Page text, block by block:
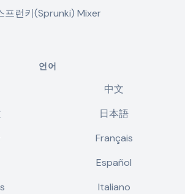
프런키(Sprunki) Mixer
언어
中文
日本語
Français
Español
Italiano